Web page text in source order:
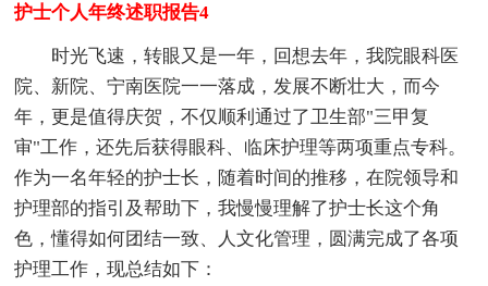
护士个人年终述职报告4
时光飞速，转眼又是一年，回想去年，我院眼科医
院、新院、宁南医院一一落成，发展不断壮大，而今
年，更是值得庆贺，不仅顺利通过了卫生部"三甲复
审"工作，还先后获得眼科、临床护理等两项重点专科。
作为一名年轻的护士长，随着时间的推移，在院领导和
护理部的指引及帮助下，我慢慢理解了护士长这个角
色，懂得如何团结一致、人文化管理，圆满完成了各项
护理工作，现总结如下：